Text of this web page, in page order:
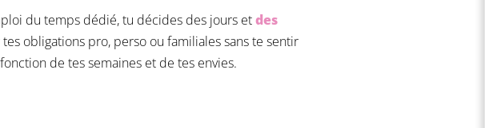
du temps dédié, tu décides des jours etdes
obligations pro, perso ou familiales sans te sentir
de tes semaines et de tes envies.